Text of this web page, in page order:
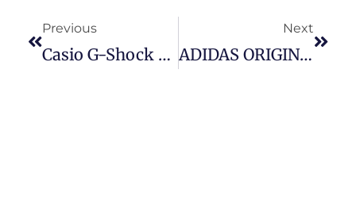
Previous
Casio G-Shock 发布彩虹离子电镀表圈的 MT-G 火山雷主题系列腕表。
Next
ADIDAS ORIGINALS「A-ZX」企划与 BAPE 及 UNDEFEATED 再度合作推出 AZX：B – ZX 8000 BAPE X UNDFTD 鞋款。